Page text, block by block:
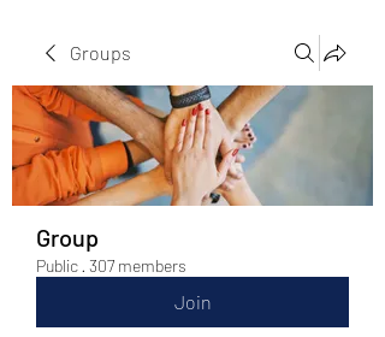
Groups
Group
Public · 307 members
Join